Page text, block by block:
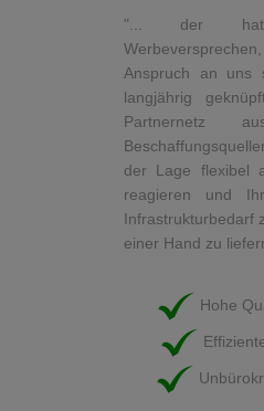
"... der
Anspruch an uns
langjährig
Partnernetz
der Lage flexibel
reagieren und
Infrastrukturbedarf
einer Hand zu
Hohe